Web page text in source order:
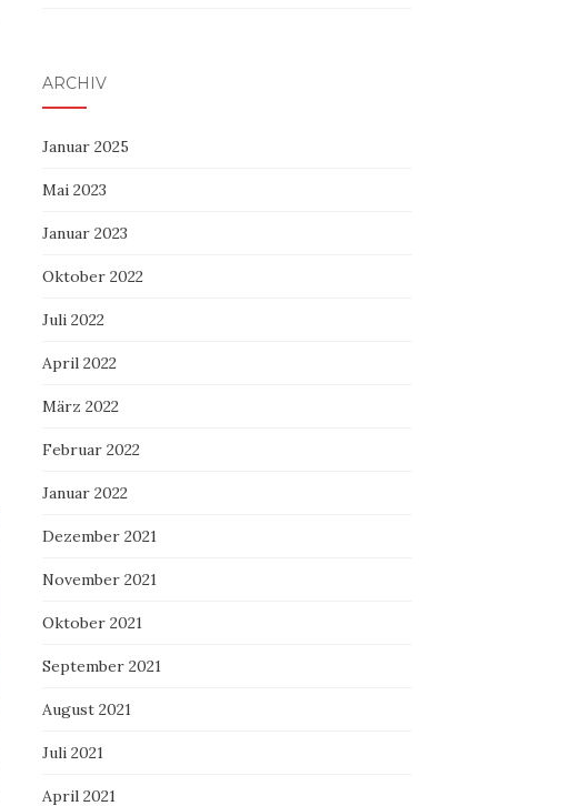
ARCHIV
Januar 2025
Mai 2023
Januar 2023
Oktober 2022
Juli 2022
April 2022
März 2022
Februar 2022
Januar 2022
Dezember 2021
November 2021
Oktober 2021
September 2021
August 2021
Juli 2021
April 2021